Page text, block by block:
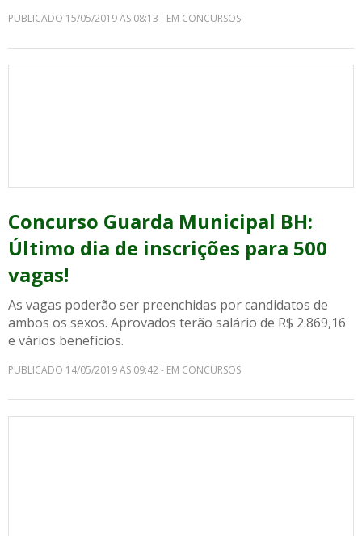
PUBLICADO 15/05/2019 AS 08:13 - EM CONCURSOS
Concurso Guarda Municipal BH:
Último dia de inscrições para 500
vagas!
As vagas poderão ser preenchidas por candidatos de
ambos os sexos. Aprovados terão salário de R$ 2.869,16
e vários benefícios.
PUBLICADO 14/05/2019 AS 09:42 - EM CONCURSOS